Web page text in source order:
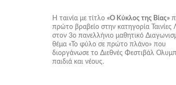
Η ταινία με τίτλο «Ο Κύκλος της Βίας»
πρώτο βραβείο στην κατηγορία Ταινίες
στον 3ο πανελλήνιο μαθητικό
θέμα «Το φύλο σε πρώτο πλάνο» που
διοργάνωσε το Διεθνές Φεστιβάλ
παιδιά και νέους.